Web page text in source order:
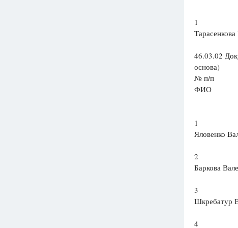
1
46.03.02
основа)
№ п/п
ФИО
1
Яловенко
2
Баркова
3
Шкребатур
4